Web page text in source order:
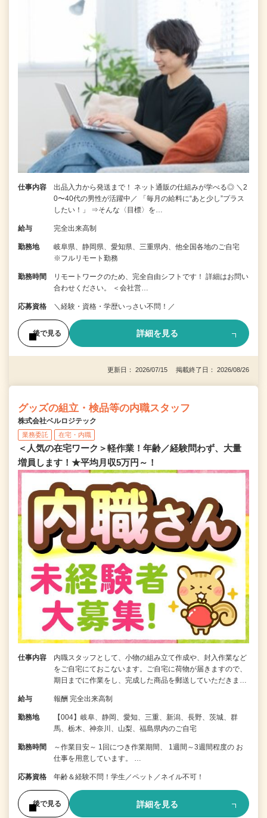
仕事内容
出品入力から発送まで！ ネット通販の仕組みが学べる◎ ＼2
0〜40代の男性が活躍中／ 「毎月の給料に“あと少し”プラス
したい！」 ⇒そんな〈目標〉を…
給与 完全出来高制
勤務地
岐阜県、静岡県、愛知県、三重県内、他全国各地のご自宅
※フルリモート勤務
勤務時間
リモートワークのため、完全自由シフトです！ 詳細はお問い
合わせください。 ＜会社営…
応募資格 ＼経験・資格・学歴いっさい不問！／
後で見る 詳細を見る
更新日： 2026/07/15 掲載終了日： 2026/08/26
グッズの組立・検品等の内職スタッフ
株式会社ベルロジテック
業務委託 在宅・内職
＜人気の在宅ワーク＞軽作業！年齢／経験問わず、大量
増員します！★平均月収5万円～！
仕事内容
内職スタッフとして、小物の組み立て作成や、封入作業など
をご自宅にておこないます。ご自宅に荷物が届きますので、
期日までに作業をし、完成した商品を郵送していただきま…
給与 報酬 完全出来高制
勤務地
【004】岐阜、静岡、愛知、三重、新潟、長野、茨城、群
馬、栃木、神奈川、山梨、福島県内のご自宅
勤務時間
～作業目安～ 1回につき作業期間、 1週間～3週間程度の お
仕事を用意しています。 …
応募資格 年齢＆経験不問！学生／ペット／ネイル不可！
後で見る 詳細を見る